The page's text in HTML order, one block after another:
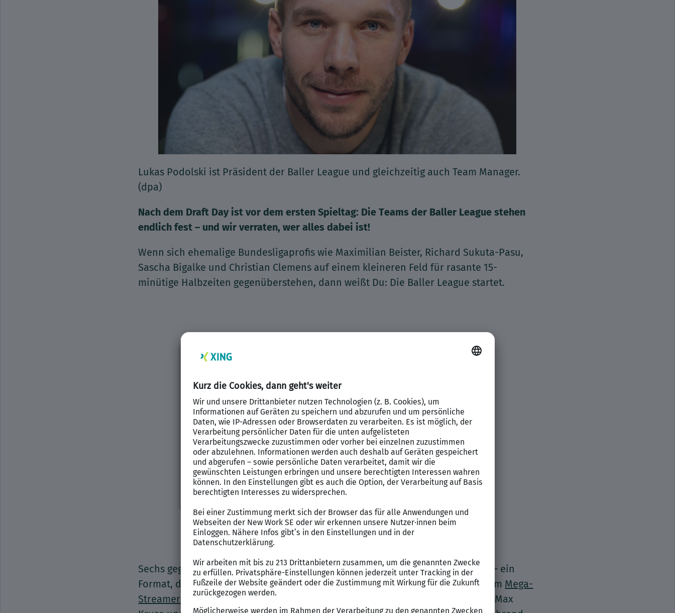
Lukas Podolski ist Präsident der Baller League und gleichzeitig auch Team Manager.
(dpa)
Nach dem Draft Day ist vor dem ersten Spieltag: Die Teams der Baller League stehen
endlich fest – und wir verraten, wer alles dabei ist!
Wenn sich ehemalige Bundesligaprofis wie Maximilian Beister, Richard Sukuta-Pasu,
Sascha Bigalke und Christian Clemens auf einem kleineren Feld für rasante 15-
minütige Halbzeiten gegenüberstehen, dann weißt Du: Die Baller League startet.
Wir benötigen Ihre Zustimmung, um den
einzubetten. Dieser Service kann Daten zu Ihren
Aktivitäten sammeln. Bitte lesen Sie die Details
durch und stimmen Sie der Nutzung des Service
zu, um diese Inhalte anzuzeigen.
Mehr Informationen
Akzeptieren
Sechs gegen sechs, auf einem Feld, das für Nähe, Tempo und mehr Tore sorgt – ein
Format, das den Nervenkitzel neu definiert. Die prominenten Team Manager um Mega-
Streamer MontanaBlack ,Jürgen „Knossi“ Knossalla
oder die Ex-Fußball-Profis Max